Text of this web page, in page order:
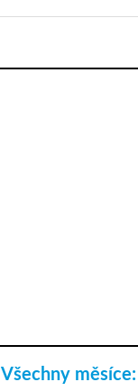
Všechny měsíce: